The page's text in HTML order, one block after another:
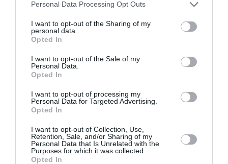
Personal Data Processing Opt Outs
I want to opt-out of the Sharing of my
personal data.
Opted In
I want to opt-out of the Sale of my
Personal Data.
Opted In
I want to opt-out of processing my
Personal Data for Targeted Advertising.
Opted In
I want to opt-out of Collection, Use,
Retention, Sale, and/or Sharing of my
Personal Data that Is Unrelated with the
Purposes for which it was collected.
Opted In
ενός πτώματος: Μια
συλλογή
διηγημάτων του
Κρζιζανόφσκι
Φωνές: Ένα βιβλίο
ως εσωτερικός